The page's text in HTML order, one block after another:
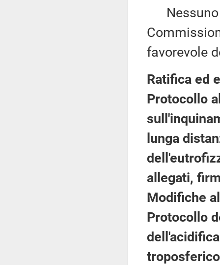
Nessuno
favorevole
Ratifica ed
Protocollo
lunga
allegati,
Modifiche
Protocollo